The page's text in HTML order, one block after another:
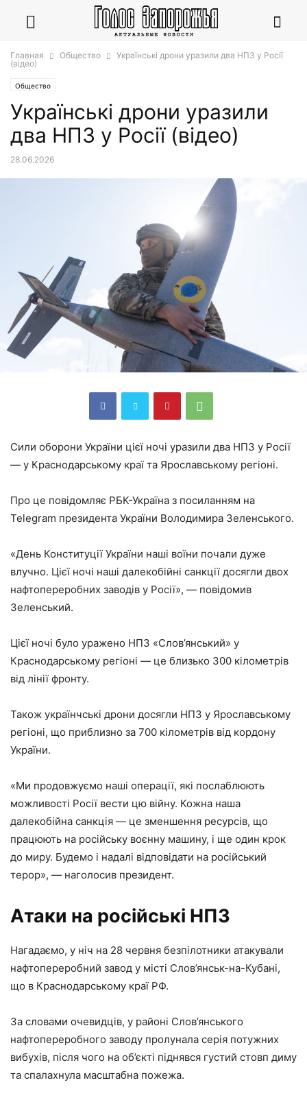
Главная Общество
Українські дрони уразили два НПЗ у Росії
(відео)
Общество
Українські дрони уразили
два НПЗ у Росії (відео)
28.06.2026
Сили оборони України цієї ночі уразили два НПЗ у Росії
— у Краснодарському краї та Ярославському регіоні.
Про це повідомляє РБК-Україна з посиланням на
Telegram президента України Володимира Зеленського.
«День Конституції України наші воїни почали дуже
влучно. Цієї ночі наші далекобійні санкції досягли двох
нафтопереробних заводів у Росії», — повідомив
Зеленський.
Цієї ночі було уражено НПЗ «Слов’янський» у
Краснодарському регіоні — це близько 300 кілометрів
від лінії фронту.
Також українчські дрони досягли НПЗ у Ярославському
регіоні, що приблизно за 700 кілометрів від кордону
України.
«Ми продовжуємо наші операції, які послаблюють
можливості Росії вести цю війну. Кожна наша
далекобійна санкція — це зменшення ресурсів, що
працюють на російську воєнну машину, і ще один крок
до миру. Будемо і надалі відповідати на російський
терор», — наголосив президент.
Атаки на російські НПЗ
Нагадаємо, у ніч на 28 червня безпілотники атакували
нафтопереробний завод у місті Слов’янськ-на-Кубані,
що в Краснодарському краї РФ.
За словами очевидців, у районі Слов’янського
нафтопереробного заводу пролунала серія потужних
вибухів, після чого на об’єкті піднявся густий стовп диму
та спалахнула масштабна пожежа.